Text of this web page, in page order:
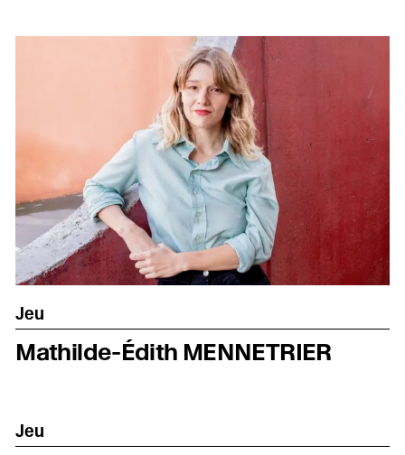
Jeu
Mathilde-Édith MENNETRIER
Jeu